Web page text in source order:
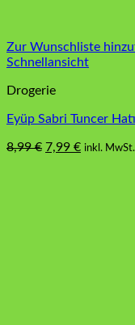
Zur Wunschliste
Schnellansicht
Drogerie
Eyüp Sabri Tuncer
8,99€ Ursprünglicher
7,99 €Aktueller
inkl. MwSt.